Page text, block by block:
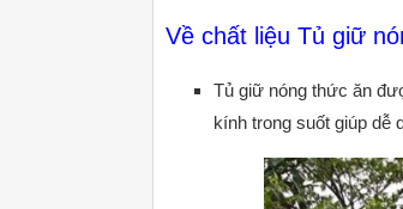
Về chất liệu Tủ giữ
Tủ giữ nóng thức ăn
kính trong suốt giúp dễ